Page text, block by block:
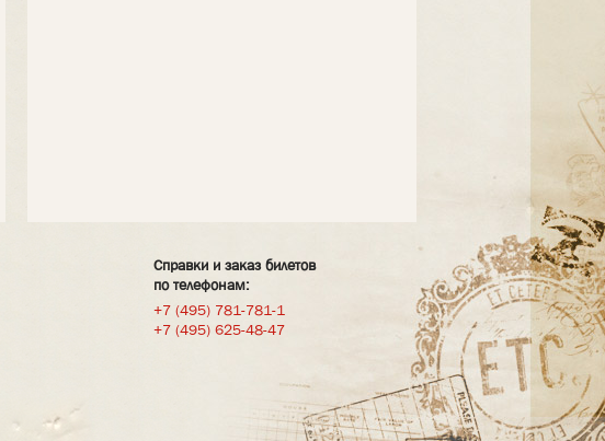
Справки и заказ билетов
по телефонам:
+7 (495) 781-781-1
+7 (495) 625-48-47